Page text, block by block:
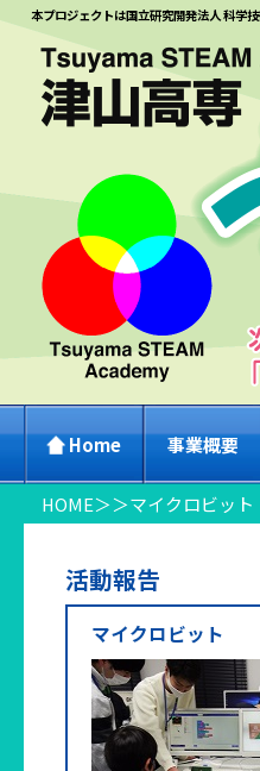
本プロジェクトは国立研究開発法人 科学
Home 事業概要
HOME＞＞マイクロビット
活動報告
マイクロビット